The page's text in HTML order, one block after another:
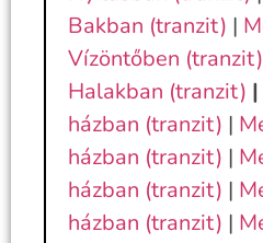
Bakban (tranzit) |
Vízöntőben (tranzit)
Halakban (tranzit) |
házban (tranzit) |
házban (tranzit) |
házban (tranzit) |
házban (tranzit) |